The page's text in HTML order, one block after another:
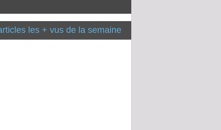
les + vus de la semaine